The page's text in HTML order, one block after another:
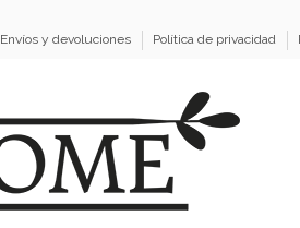
Envíos y devoluciones Política de privacidad